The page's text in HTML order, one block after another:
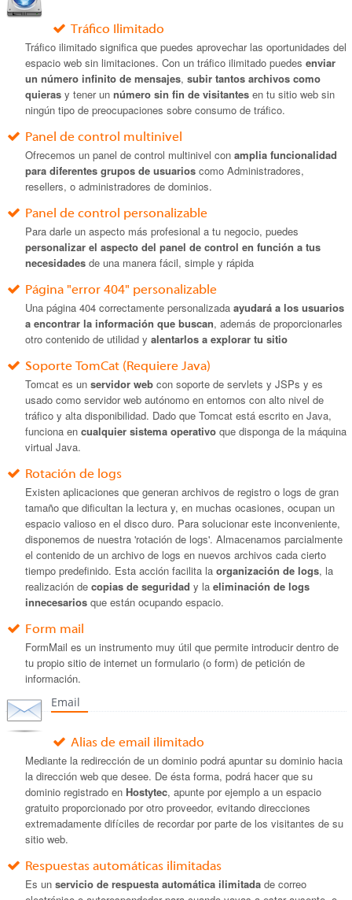
Tráfico Ilimitado
Tráfico ilimitado significa que puedes aprovechar las oportunidades del
espacio web sin limitaciones. Con un tráfico ilimitado puedes enviar
un número infinito de mensajes, subir tantos archivos como
quieras y tener un número sin fin de visitantes en tu sitio web sin
ningún tipo de preocupaciones sobre consumo de tráfico.
Panel de control multinivel
Ofrecemos un panel de control multinivel con amplia funcionalidad
para diferentes grupos de usuarios como Administradores,
resellers, o administradores de dominios.
Panel de control personalizable
Para darle un aspecto más profesional a tu negocio, puedes
personalizar el aspecto del panel de control en función a tus
necesidades de una manera fácil, simple y rápida
Página "error 404" personalizable
Una página 404 correctamente personalizada ayudará a los usuarios
a encontrar la información que buscan, además de proporcionarles
otro contenido de utilidad y alentarlos a explorar tu sitio
Soporte TomCat (Requiere Java)
Tomcat es un servidor web con soporte de servlets y JSPs y es
usado como servidor web autónomo en entornos con alto nivel de
tráfico y alta disponibilidad. Dado que Tomcat está escrito en Java,
funciona en cualquier sistema operativo que disponga de la máquina
virtual Java.
Rotación de logs
Existen aplicaciones que generan archivos de registro o logs de gran
tamaño que dificultan la lectura y, en muchas ocasiones, ocupan un
espacio valioso en el disco duro. Para solucionar este inconveniente,
disponemos de nuestra 'rotación de logs'. Almacenamos parcialmente
el contenido de un archivo de logs en nuevos archivos cada cierto
tiempo predefinido. Esta acción facilita la organización de logs, la
realización de copias de seguridad y la eliminación de logs
innecesarios que están ocupando espacio.
Form mail
FormMail es un instrumento muy útil que permite introducir dentro de
tu propio sitio de internet un formulario (o form) de petición de
información.
Email
Alias de email ilimitado
Mediante la redirección de un dominio podrá apuntar su dominio hacia
la dirección web que desee. De ésta forma, podrá hacer que su
dominio registrado en Hostytec, apunte por ejemplo a un espacio
gratuito proporcionado por otro proveedor, evitando direcciones
extremadamente difíciles de recordar por parte de los visitantes de su
sitio web.
Respuestas automáticas ilimitadas
Es un servicio de respuesta automática ilimitada de correo